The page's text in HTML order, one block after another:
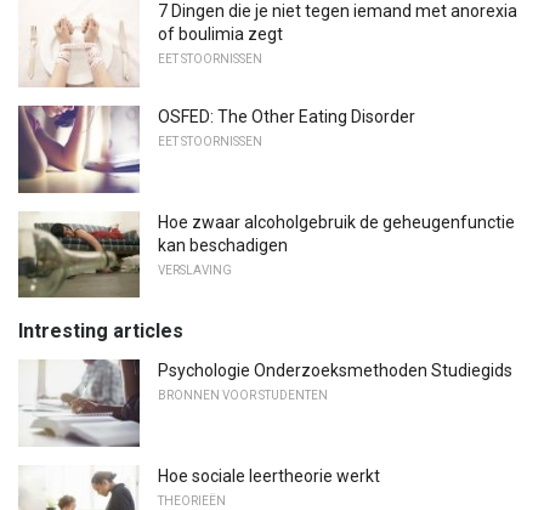
7 Dingen die je niet tegen iemand met anorexia
of boulimia zegt
EET STOORNISSEN
OSFED: The Other Eating Disorder
EET STOORNISSEN
Hoe zwaar alcoholgebruik de geheugenfunctie
kan beschadigen
VERSLAVING
Intresting articles
Psychologie Onderzoeksmethoden Studiegids
BRONNEN VOOR STUDENTEN
Hoe sociale leertheorie werkt
THEORIEËN